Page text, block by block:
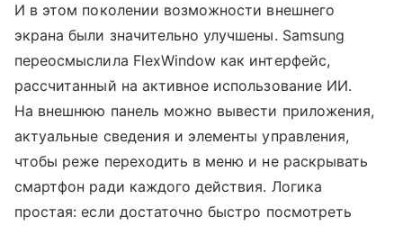
И в этом поколении возможности внешнего
экрана были значительно улучшены. Samsung
переосмыслила FlexWindow как интерфейс,
рассчитанный на активное использование ИИ.
На внешнюю панель можно вывести приложения,
актуальные сведения и элементы управления,
чтобы реже переходить в меню и не раскрывать
смартфон ради каждого действия. Логика
простая: если достаточно быстро посмотреть